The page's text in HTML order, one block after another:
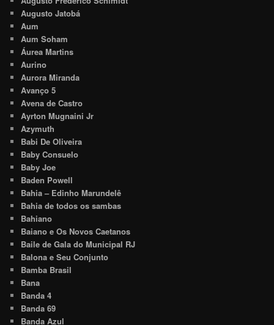
Augusto Jatobá
Aum
Aum Soham
Áurea Martins
Aurino
Aurora Miranda
Avanço 5
Avena de Castro
Ayrton Mugnaini Jr
Azymuth
Babi De Oliveira
Baby Consuelo
Baby Joe
Baden Powell
Bahia – Edinho Marundelê
Bahia de todos os sambas
Bahiano
Baiano e Os Novos Caetanos
Baile de Gala do Municipal RJ
Balona e Seu Conjunto
Bamba Brasil
Bana
Banda 4
Banda 69
Banda Azul